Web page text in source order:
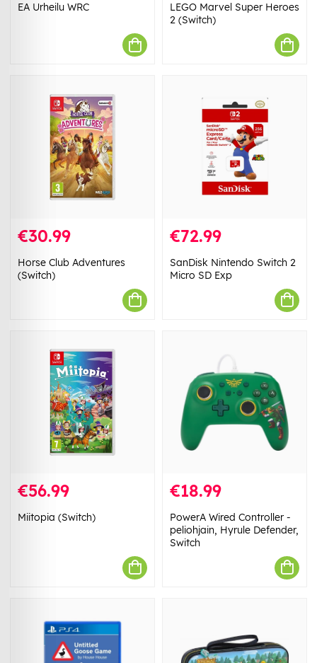
EA Urheilu WRC
LEGO Marvel Super Heroes
2 (Switch)
€30.99
Horse Club Adventures
(Switch)
€72.99
SanDisk Nintendo Switch 2
Micro SD Exp
€56.99
Miitopia (Switch)
€18.99
PowerA Wired Controller -
peliohjain, Hyrule Defender,
Switch